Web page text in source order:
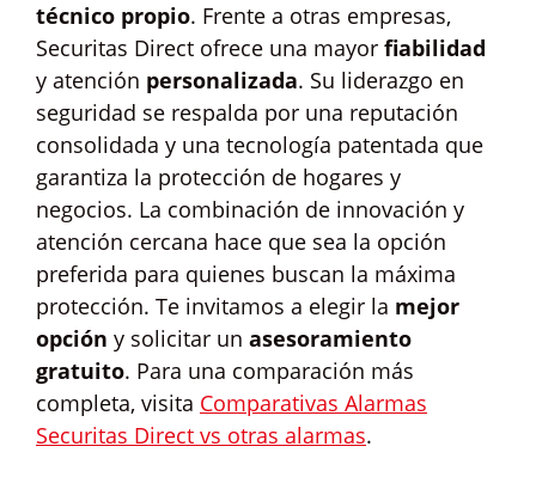
técnico propio. Frente a otras empresas,
Securitas Direct ofrece una mayor fiabilidad
y atención personalizada. Su liderazgo en
seguridad se respalda por una reputación
consolidada y una tecnología patentada que
garantiza la protección de hogares y
negocios. La combinación de innovación y
atención cercana hace que sea la opción
preferida para quienes buscan la máxima
protección. Te invitamos a elegir la mejor
opción y solicitar un asesoramiento
gratuito. Para una comparación más
completa, visita Comparativas Alarmas
Securitas Direct vs otras alarmas.